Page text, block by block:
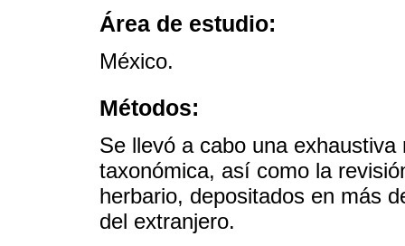
Área de estudio:
México.
Métodos:
Se llevó a cabo una
taxonómica, así como la
herbario, depositados en más
del extranjero.